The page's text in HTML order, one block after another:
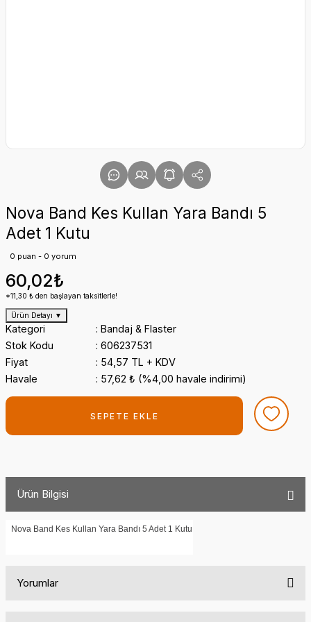
Nova Band Kes Kullan Yara Bandı 5
Adet 1 Kutu
0 puan - 0 yorum
60,02₺
*11,30 ₺ den başlayan taksitlerle!
Ürün Detayı ▼
Kategori
Bandaj & Flaster
Stok Kodu
606237531
Fiyat
54,57 TL + KDV
Havale
57,62 ₺ (%4,00 havale indirimi)
SEPETE EKLE
Ürün Bilgisi
Nova Band Kes Kullan Yara Bandı 5 Adet 1 Kutu
Yorumlar